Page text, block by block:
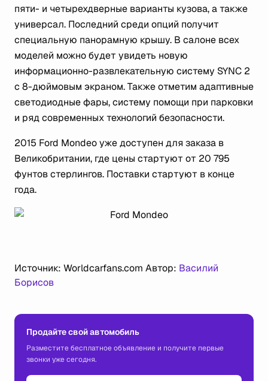
пяти- и четырехдверные варианты кузова, а также
универсал. Последний среди опций получит
специальную панорамную крышу. В салоне всех
моделей можно будет увидеть новую
информационно-развлекательную систему SYNC 2
с 8-дюймовым экраном. Также отметим адаптивные
светодиодные фары, систему помощи при парковки
и ряд современных технологий безопасности.
2015 Ford Mondeo уже доступен для заказа в
Великобритании, где цены стартуют от 20 795
фунтов стерлингов. Поставки стартуют в конце
года.
Источник: Worldcarfans.com Автор: Василий
Борисов
Продайте свой автомобиль
Разместите бесплатное объявление и получите первые
звонки уже сегодня.